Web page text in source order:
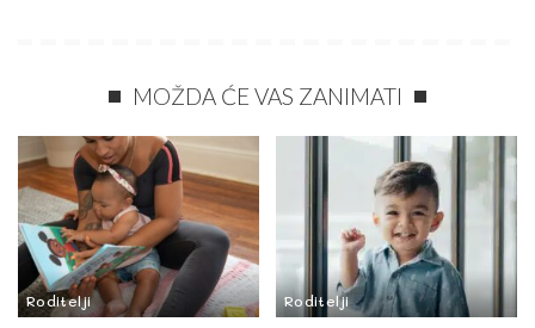
MOŽDA ĆE VAS ZANIMATI
Roditelji Roditelji